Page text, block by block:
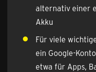
alternativ einer
Akku
Für viele
ein Google-
etwa für Apps,